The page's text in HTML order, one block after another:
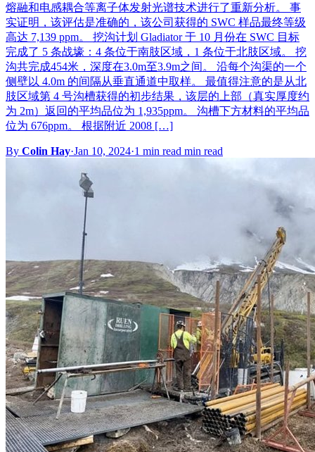
熔融和电感耦合等离子体发射光谱技术进行了重新分析。 事
实证明，该评估是准确的，该公司获得的 SWC 样品最终等级
高达 7,139 ppm。 挖沟计划 Gladiator 于 10 月份在 SWC 目标
完成了 5 条战壕：4 条位于南肢区域，1 条位于北肢区域。 挖
沟共完成454米，深度在3.0m至3.9m之间。 沿每个沟渠的一个
侧壁以 4.0m 的间隔从垂直通道中取样。 最值得注意的是从北
肢区域第 4 号沟槽获得的初步结果，该层的上部（真实厚度约
为 2m）返回的平均品位为 1,935ppm。 沟槽下方材料的平均品
位为 676ppm。 根据附近 2008 […]
By Colin Hay·Jan 10, 2024·1 min read min read